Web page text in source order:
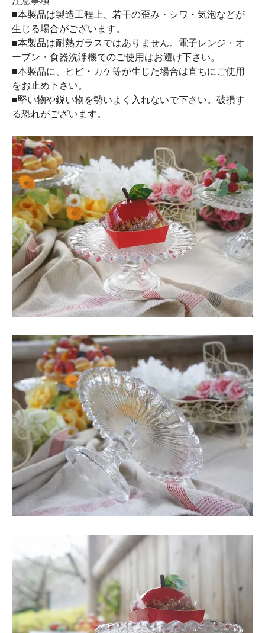
■本製品は製造工程上、若干の歪み・シワ・気泡などが
生じる場合がございます。
■本製品は耐熱ガラスではありません。電子レンジ・オ
ーブン・食器洗浄機でのご使用はお避け下さい。
■本製品に、ヒビ・カケ等が生じた場合は直ちにご使用
をお止め下さい。
■堅い物や鋭い物を勢いよく入れないで下さい。破損す
る恐れがございます。